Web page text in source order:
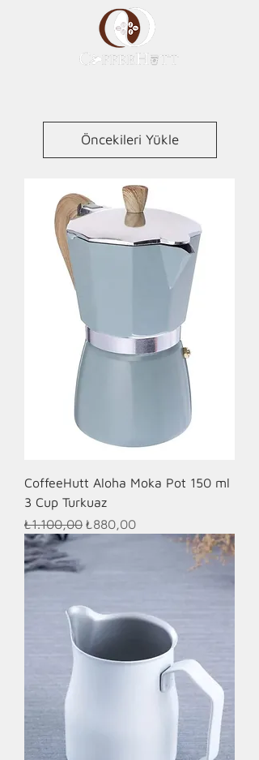
Öncekileri Yükle
CoffeeHutt Aloha Moka Pot 150 ml
3 Cup Turkuaz
Normal Fiyat
₺1.100,00 İndirimli Fiyat
₺880,00